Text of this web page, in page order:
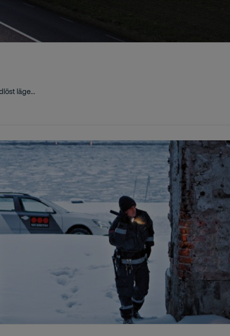
läge...